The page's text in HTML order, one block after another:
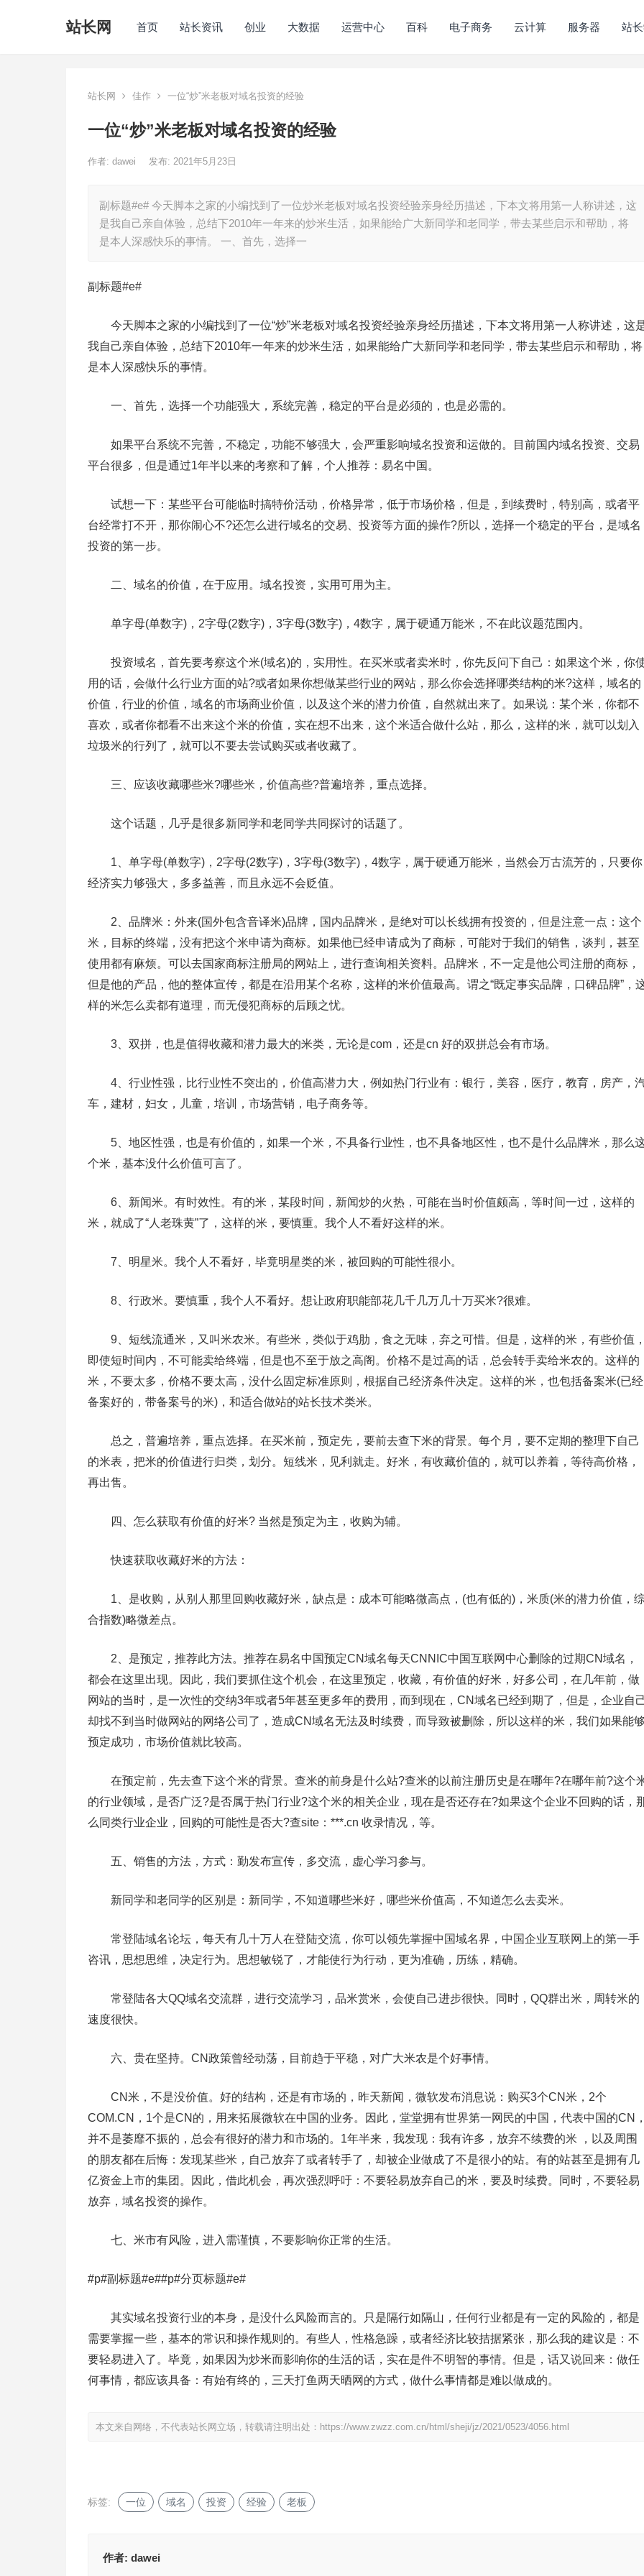
站长网 首页 站长资讯 创业 大数据 运营中心 百科 电子商务 云计算 服务器 站
站长网 佳作 一位“炒”米老板对域名投资的经验
一位“炒”米老板对域名投资的经验
作者: dawei 发布: 2021年5月23日
副标题#e# 今天脚本之家的小编找到了一位炒米老板对域名投资经验亲身经历描述，下本文将用第一人称讲述，这
是我自己亲自体验，总结下2010年一年来的炒米生活，如果能给广大新同学和老同学，带去某些启示和帮助，将
是本人深感快乐的事情。 一、首先，选择一
副标题#e#
今天脚本之家的小编找到了一位“炒”米老板对域名投资经验亲身经历描述，下本文将用第一人称讲述，这
我自己亲自体验，总结下2010年一年来的炒米生活，如果能给广大新同学和老同学，带去某些启示和帮助，将
是本人深感快乐的事情。
一、首先，选择一个功能强大，系统完善，稳定的平台是必须的，也是必需的。
如果平台系统不完善，不稳定，功能不够强大，会严重影响域名投资和运做的。目前国内域名投资、交易
平台很多，但是通过1年半以来的考察和了解，个人推荐：易名中国。
试想一下：某些平台可能临时搞特价活动，价格异常，低于市场价格，但是，到续费时，特别高，或者平
台经常打不开，那你闹心不?还怎么进行域名的交易、投资等方面的操作?所以，选择一个稳定的平台，是域名
投资的第一步。
二、域名的价值，在于应用。域名投资，实用可用为主。
单字母(单数字)，2字母(2数字)，3字母(3数字)，4数字，属于硬通万能米，不在此议题范围内。
投资域名，首先要考察这个米(域名)的，实用性。在买米或者卖米时，你先反问下自己：如果这个米，你
用的话，会做什么行业方面的站?或者如果你想做某些行业的网站，那么你会选择哪类结构的米?这样，域名的
价值，行业的价值，域名的市场商业价值，以及这个米的潜力价值，自然就出来了。如果说：某个米，你都不
喜欢，或者你都看不出来这个米的价值，实在想不出来，这个米适合做什么站，那么，这样的米，就可以划入
垃圾米的行列了，就可以不要去尝试购买或者收藏了。
三、应该收藏哪些米?哪些米，价值高些?普遍培养，重点选择。
这个话题，几乎是很多新同学和老同学共同探讨的话题了。
1、单字母(单数字)，2字母(2数字)，3字母(3数字)，4数字，属于硬通万能米，当然会万古流芳的，只要你
经济实力够强大，多多益善，而且永远不会贬值。
2、品牌米：外来(国外包含音译米)品牌，国内品牌米，是绝对可以长线拥有投资的，但是注意一点：这个
米，目标的终端，没有把这个米申请为商标。如果他已经申请成为了商标，可能对于我们的销售，谈判，甚至
使用都有麻烦。可以去国家商标注册局的网站上，进行查询相关资料。品牌米，不一定是他公司注册的商标，
但是他的产品，他的整体宣传，都是在沿用某个名称，这样的米价值最高。谓之“既定事实品牌，口碑品牌”，
样的米怎么卖都有道理，而无侵犯商标的后顾之忧。
3、双拼，也是值得收藏和潜力最大的米类，无论是com，还是cn 好的双拼总会有市场。
4、行业性强，比行业性不突出的，价值高潜力大，例如热门行业有：银行，美容，医疗，教育，房产，
车，建材，妇女，儿童，培训，市场营销，电子商务等。
5、地区性强，也是有价值的，如果一个米，不具备行业性，也不具备地区性，也不是什么品牌米，那么
个米，基本没什么价值可言了。
6、新闻米。有时效性。有的米，某段时间，新闻炒的火热，可能在当时价值颇高，等时间一过，这样的
米，就成了“人老珠黄”了，这样的米，要慎重。我个人不看好这样的米。
7、明星米。我个人不看好，毕竟明星类的米，被回购的可能性很小。
8、行政米。要慎重，我个人不看好。想让政府职能部花几千几万几十万买米?很难。
9、短线流通米，又叫米农米。有些米，类似于鸡肋，食之无味，弃之可惜。但是，这样的米，有些价值
即使短时间内，不可能卖给终端，但是也不至于放之高阁。价格不是过高的话，总会转手卖给米农的。这样的
米，不要太多，价格不要太高，没什么固定标准原则，根据自己经济条件决定。这样的米，也包括备案米(已经
备案好的，带备案号的米)，和适合做站的站长技术类米。
总之，普遍培养，重点选择。在买米前，预定先，要前去查下米的背景。每个月，要不定期的整理下自己
的米表，把米的价值进行归类，划分。短线米，见利就走。好米，有收藏价值的，就可以养着，等待高价格，
再出售。
四、怎么获取有价值的好米? 当然是预定为主，收购为辅。
快速获取收藏好米的方法：
1、是收购，从别人那里回购收藏好米，缺点是：成本可能略微高点，(也有低的)，米质(米的潜力价值，
合指数)略微差点。
2、是预定，推荐此方法。推荐在易名中国预定CN域名每天CNNIC中国互联网中心删除的过期CN域名，
都会在这里出现。因此，我们要抓住这个机会，在这里预定，收藏，有价值的好米，好多公司，在几年前，做
网站的当时，是一次性的交纳3年或者5年甚至更多年的费用，而到现在，CN域名已经到期了，但是，企业自
却找不到当时做网站的网络公司了，造成CN域名无法及时续费，而导致被删除，所以这样的米，我们如果能
预定成功，市场价值就比较高。
在预定前，先去查下这个米的背景。查米的前身是什么站?查米的以前注册历史是在哪年?在哪年前?这个
的行业领域，是否广泛?是否属于热门行业?这个米的相关企业，现在是否还存在?如果这个企业不回购的话，
么同类行业企业，回购的可能性是否大?查site：***.cn 收录情况，等。
五、销售的方法，方式：勤发布宣传，多交流，虚心学习参与。
新同学和老同学的区别是：新同学，不知道哪些米好，哪些米价值高，不知道怎么去卖米。
常登陆域名论坛，每天有几十万人在登陆交流，你可以领先掌握中国域名界，中国企业互联网上的第一手
咨讯，思想思维，决定行为。思想敏锐了，才能使行为行动，更为准确，历练，精确。
常登陆各大QQ域名交流群，进行交流学习，品米赏米，会使自己进步很快。同时，QQ群出米，周转米的
速度很快。
六、贵在坚持。CN政策曾经动荡，目前趋于平稳，对广大米农是个好事情。
CN米，不是没价值。好的结构，还是有市场的，昨天新闻，微软发布消息说：购买3个CN米，2个
COM.CN，1个是CN的，用来拓展微软在中国的业务。因此，堂堂拥有世界第一网民的中国，代表中国的CN
并不是萎靡不振的，总会有很好的潜力和市场的。1年半来，我发现：我有许多，放弃不续费的米 ，以及周围
的朋友都在后悔：发现某些米，自己放弃了或者转手了，却被企业做成了不是很小的站。有的站甚至是拥有几
亿资金上市的集团。因此，借此机会，再次强烈呼吁：不要轻易放弃自己的米，要及时续费。同时，不要轻易
放弃，域名投资的操作。
七、米市有风险，进入需谨慎，不要影响你正常的生活。
#p#副标题#e##p#分页标题#e#
其实域名投资行业的本身，是没什么风险而言的。只是隔行如隔山，任何行业都是有一定的风险的，都是
需要掌握一些，基本的常识和操作规则的。有些人，性格急躁，或者经济比较拮据紧张，那么我的建议是：不
要轻易进入了。毕竟，如果因为炒米而影响你的生活的话，实在是件不明智的事情。但是，话又说回来：做任
何事情，都应该具备：有始有终的，三天打鱼两天晒网的方式，做什么事情都是难以做成的。
本文来自网络，不代表站长网立场，转载请注明出处： https://www.zwzz.com.cn/html/sheji/jz/2021/0523/4056.html
标签: 一位 域名 投资 经验 老板
作者: dawei